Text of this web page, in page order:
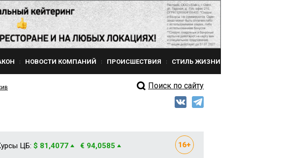
НОВОСТИ КОМПАНИЙ ПРОИСШЕСТВИЯ СТИЛЬ ЖИЗНИ
Поиск по сайту
ЦБ: $ 81,4077 € 94,0585